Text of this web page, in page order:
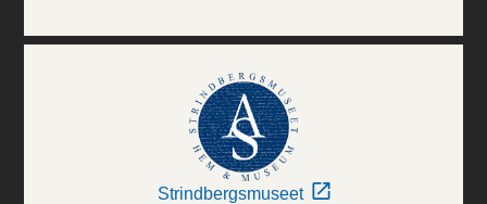
Strindbergsmuseet